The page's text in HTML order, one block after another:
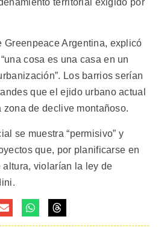
territorial exigido por
Greenpeace Argentina, explicó
cosa es una casa en un
Los barrios serían
que el ejido urbano actual
de declive montañoso.
se muestra “permisivo” y
que, por planificarse en
altura, violarían la ley de